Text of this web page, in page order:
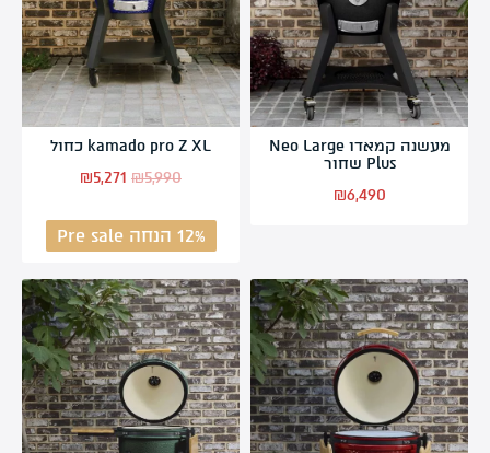
מעשנה קמאדו Neo Large
Plus שחור
₪6,490
kamado pro Z XL כחול
₪5,990
₪5,271
12% הנחה Pre sale